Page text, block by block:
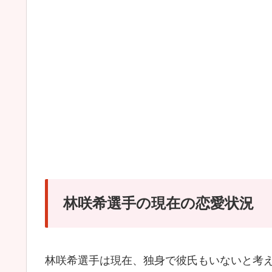
林咲希選手の現在の恋愛状況
林咲希選手は現在、独身で彼氏もいないと考